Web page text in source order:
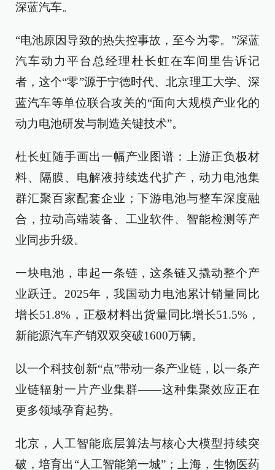
深蓝汽车。
“电池原因导致的热失控事故，至今为零。”深蓝
汽车动力平台总经理杜长虹在车间里告诉记
者，这个“零”源于宁德时代、北京理工大学、深
蓝汽车等单位联合攻关的“面向大规模产业化的
动力电池研发与制造关键技术”。
杜长虹随手画出一幅产业图谱：上游正负极材
料、隔膜、电解液持续迭代扩产，动力电池集
群汇聚百家配套企业；下游电池与整车深度融
合，拉动高端装备、工业软件、智能检测等产
业同步升级。
一块电池，串起一条链，这条链又撬动整个产
业跃迁。2025年，我国动力电池累计销量同比
增长51.8%，正极材料出货量同比增长51.5%，
新能源汽车产销双双突破1600万辆。
以一个科技创新“点”带动一条产业链，以一条产
业链辐射一片产业集群——这种集聚效应正在
更多领域孕育起势。
北京，人工智能底层算法与核心大模型持续突
破，培育出“人工智能第一城”；上海，生物医药